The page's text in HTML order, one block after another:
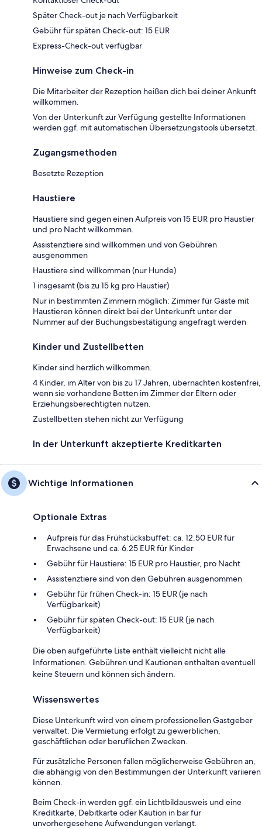
Später Check-out je nach Verfügbarkeit
Gebühr für späten Check-out: 15 EUR
Express-Check-out verfügbar
Hinweise zum Check-in
Die Mitarbeiter der Rezeption heißen dich bei deiner Ankunft
willkommen.
Von der Unterkunft zur Verfügung gestellte Informationen
werden ggf. mit automatischen Übersetzungstools übersetzt.
Zugangsmethoden
Besetzte Rezeption
Haustiere
Haustiere sind gegen einen Aufpreis von 15 EUR pro Haustier
und pro Nacht willkommen.
Assistenztiere sind willkommen und von Gebühren
ausgenommen
Haustiere sind willkommen (nur Hunde)
1 insgesamt (bis zu 15 kg pro Haustier)
Nur in bestimmten Zimmern möglich: Zimmer für Gäste mit
Haustieren können direkt bei der Unterkunft unter der
Nummer auf der Buchungsbestätigung angefragt werden
Kinder und Zustellbetten
Kinder sind herzlich willkommen.
4 Kinder, im Alter von bis zu 17 Jahren, übernachten kostenfrei,
wenn sie vorhandene Betten im Zimmer der Eltern oder
Erziehungsberechtigten nutzen.
Zustellbetten stehen nicht zur Verfügung
In der Unterkunft akzeptierte Kreditkarten
Wichtige Informationen
Optionale Extras
Aufpreis für das Frühstücksbuffet: ca. 12.50 EUR für
Erwachsene und ca. 6.25 EUR für Kinder
Gebühr für Haustiere: 15 EUR pro Haustier, pro Nacht
Assistenztiere sind von den Gebühren ausgenommen
Gebühr für frühen Check-in: 15 EUR (je nach
Verfügbarkeit)
Gebühr für späten Check-out: 15 EUR (je nach
Verfügbarkeit)
Die oben aufgeführte Liste enthält vielleicht nicht alle
Informationen. Gebühren und Kautionen enthalten eventuell
keine Steuern und können sich ändern.
Wissenswertes
Diese Unterkunft wird von einem professionellen Gastgeber
verwaltet. Die Vermietung erfolgt zu gewerblichen,
geschäftlichen oder beruflichen Zwecken.
Für zusätzliche Personen fallen möglicherweise Gebühren an,
die abhängig von den Bestimmungen der Unterkunft variieren
können.
Beim Check-in werden ggf. ein Lichtbildausweis und eine
Kreditkarte, Debitkarte oder Kaution in bar für
unvorhergesehene Aufwendungen verlangt.